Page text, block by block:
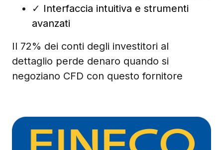
✓ Interfaccia intuitiva e strumenti
avanzati
Il 72% dei conti degli investitori al
dettaglio perde denaro quando si
negoziano CFD con questo fornitore